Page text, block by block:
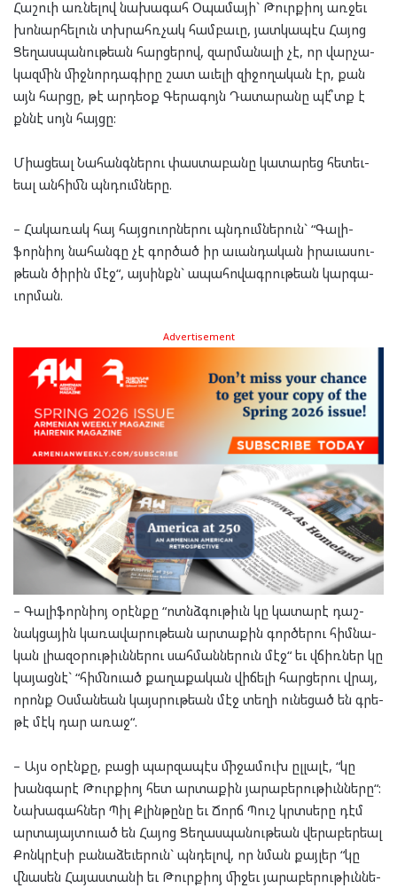
Հաշ­ուի առ­նե­լով նա­խա­գահ Օպա­մա­յի` Թուրք­իոյ առ­ջեւ
խո­նար­հե­լուն տխրահռ­չակ համ­բա­ւը, յատ­կա­պէս Հա­յոց
Ցե­ղաս­պա­նու­թեան հար­ցե­րով, զար­մա­նա­լի չէ, որ վար­չա­
կազ­մին միջ­նոր­դա­գի­րը շատ աւե­լի զի­ջո­ղա­կան էր, քան
այն հար­ցը, թէ արդ­եօք Գե­րա­գոյն Դա­տա­րա­նը պէ՞տք է
քննէ սոյն հայ­ցը:
Մի­աց­եալ Նա­հանգ­նե­րու փաս­տա­բա­նը կա­տա­րեց հե­տեւ­
եալ ան­հիմն պնդում­նե­րը.
– Հա­կա­ռակ հայ հայ­ցուոր­նե­րու պնդում­նե­րուն` “Գա­լի­
ֆորն­իոյ նա­հան­գը չէ գոր­ծած իր աւան­դա­կան իրա­ւա­սու­
թեան ծի­րին մէջ“, այ­սինքն` ապա­հո­վագ­րու­թեան կար­գա­
ւոր­ման.
Advertisement
– Գա­լի­ֆորն­իոյ օրէն­քը “ոտնձ­գու­թիւն կը կա­տա­րէ դաշ­
նակ­ցա­յին կա­ռա­վա­րու­թեան ար­տա­քին գոր­ծե­րու հիմ­նա­
կան լի­ա­զօ­րու­թիւն­նե­րու սահ­ման­նե­րուն մէջ“ եւ վճիռ­ներ կը
կա­յաց­նէ` “հիմն­ուած քա­ղա­քա­կան վի­ճե­լի հար­ցե­րու վրայ,
որոնք Օս­ման­եան կայս­րու­թեան մէջ տե­ղի ու­նե­ցած են գրե­
թէ մէկ դար առաջ“.
– Այս օրէն­քը, բա­ցի պար­զա­պէս մի­ջա­մուխ ըլ­լա­լէ, “կը
խան­գա­րէ Թուրք­իոյ հետ ար­տա­քին յա­րա­բե­րու­թիւն­նե­րը“:
Նա­խա­գահ­ներ Պիլ Քլին­թը­նը եւ Ճորճ Պուշ կրտսե­րը դէմ
ար­տա­յայտ­ուած են Հա­յոց Ցե­ղաս­պա­նու­թեան վե­րա­բեր­եալ
Քոնկ­րէսի բա­նա­ձե­ւե­րուն` պնդե­լով, որ նման քայ­լեր “կը
վնա­սեն Հա­յաս­տա­նի եւ Թուրք­իոյ մի­ջեւ յա­րա­բե­րու­թիւն­նե­